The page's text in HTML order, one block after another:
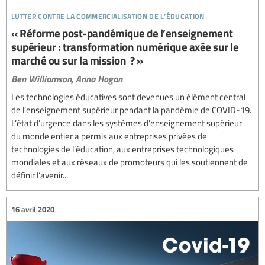
lutter contre la commercialisation de l’éducation
« Réforme post-pandémique de l’enseignement
supérieur : transformation numérique axée sur le
marché ou sur la mission ? »
Ben Williamson,Anna Hogan
Les technologies éducatives sont devenues un élément central
de l’enseignement supérieur pendant la pandémie de COVID-19.
L’état d’urgence dans les systèmes d’enseignement supérieur
du monde entier a permis aux entreprises privées de
technologies de l’éducation, aux entreprises technologiques
mondiales et aux réseaux de promoteurs qui les soutiennent de
définir l’avenir...
16 avril 2020